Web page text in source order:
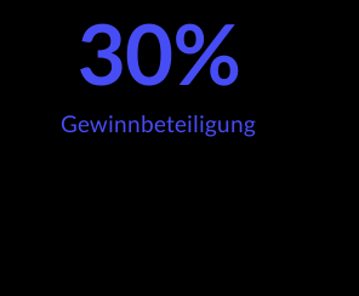
30%
Gewinnbeteiligung